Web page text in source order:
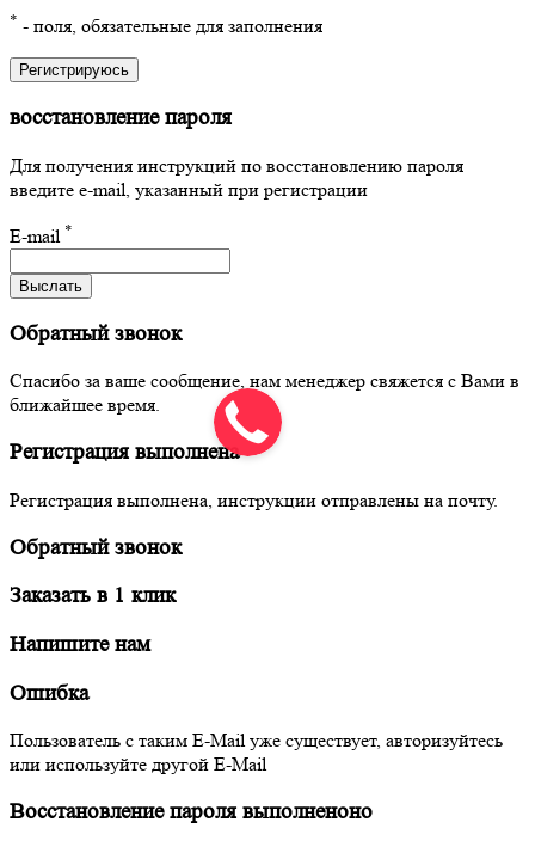
* - поля, обязательные для заполнения
Регистрируюсь
восстановление пароля
Для получения инструкций по восстановлению пароля
введите e-mail, указанный при регистрации
E-mail *
Выслать
Обратный звонок
Спасибо за ваше сообщение, нам менеджер свяжется с Вами в
ближайшее время.
Регистрация выполнена
Регистрация выполнена, инструкции отправлены на почту.
Обратный звонок
Заказать в 1 клик
Напишите нам
Ошибка
Пользователь с таким E-Mail уже существует, авторизуйтесь
или используйте другой E-Mail
Восстановление пароля выполненоно